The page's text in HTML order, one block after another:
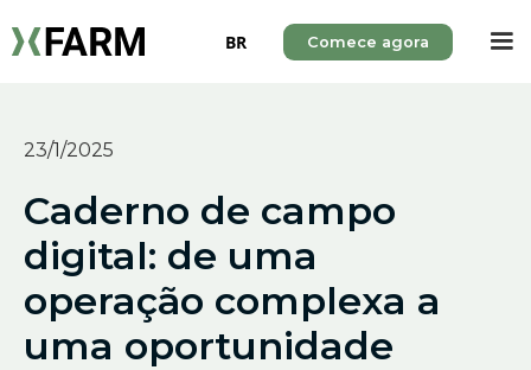
BR Comece agora
23/1/2025
Caderno de campo
digital: de uma
operação complexa a
uma oportunidade